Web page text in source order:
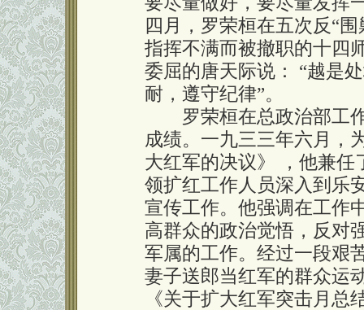
四月，罗荣桓在五次反“
指挥不满而被撤职的十四
委屈的唐天际说： “越是
耐，遵守纪律”。
罗荣桓在总政治部工作
成绩。一九三三年六月，
大红军的决议》 ，他兼
领扩红工作人员深入到乐
宣传工作。他强调在工作
高群众的政治觉悟，反对
军属的工作。经过一段艰
妻子送郎当红军的群众运
《关于扩大红军突击月